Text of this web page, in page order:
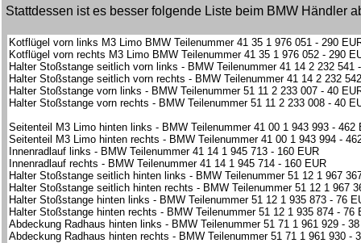
Stattdessen ist es besser folgende Liste beim BMW Händler
Kotflügel vorn links M3 Limo BMW Teilenummer 41 35 1 976 051 - 290
Kotflügel vorn rechts M3 Limo BMW Teilenummer 41 35 1 976 052 - 290
Halter Stoßstange seitlich vorn links - BMW Teilenummer 41 14 2 232 541
Halter Stoßstange seitlich vorn rechts - BMW Teilenummer 41 14 2 232
Halter Stoßstange vorn links - BMW Teilenummer 51 11 2 233 007 - 40
Halter Stoßstange vorn rechts - BMW Teilenummer 51 11 2 233 008 - 40
Seitenteil M3 Limo hinten links - BMW Teilenummer 41 00 1 943 993 - 462
Seitenteil M3 Limo hinten rechts - BMW Teilenummer 41 00 1 943 994 -
Innenradlauf links - BMW Teilenummer 41 14 1 945 713 - 160 EUR
Innenradlauf rechts - BMW Teilenummer 41 14 1 945 714 - 160 EUR
Halter Stoßstange seitlich hinten links - BMW Teilenummer 51 12 1 967
Halter Stoßstange seitlich hinten rechts - BMW Teilenummer 51 12 1 967
Halter Stoßstange hinten links - BMW Teilenummer 51 12 1 935 873 - 76
Halter Stoßstange hinten rechts - BMW Teilenummer 51 12 1 935 874 - 76
Abdeckung Radhaus hinten links - BMW Teilenummer 51 71 1 961 929 -
Abdeckung Radhaus hinten rechts - BMW Teilenummer 51 71 1 961 930 -